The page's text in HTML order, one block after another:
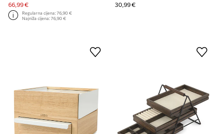
66,99 €
Regularna cijena:76,90 €
Najniža cijena:76,90 €
30,99 €